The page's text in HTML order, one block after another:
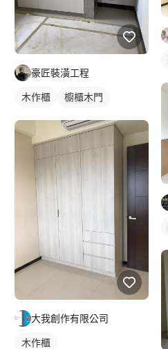
豪匠裝潢工程
木作櫃 櫥櫃木門
大我創作有限公司
木作櫃